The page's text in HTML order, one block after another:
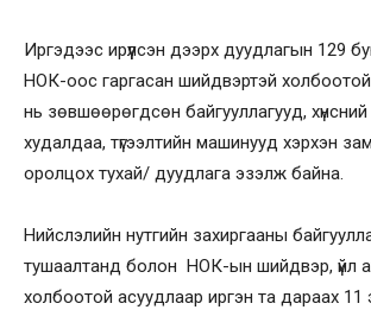
Иргэдээс ирүүлсэн дээрх дуудлагын 129
НОК-оос гаргасан шийдвэртэй холбоотой
нь зөвшөөрөгдсөн байгууллагууд, хүнсний
худалдаа, түгээлтийн машинууд хэрхэн
оролцох тухай/ дуудлага эзэлж байна.
Нийслэлийн нутгийн захиргааны
тушаалтанд болон НОК-ын шийдвэр, үйл
холбоотой асуудлаар иргэн та дараах 11